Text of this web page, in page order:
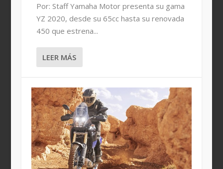
Por: Staff Yamaha Motor presenta su gama
YZ 2020, desde su 65cc hasta su renovada
450 que estrena...
LEER MÁS